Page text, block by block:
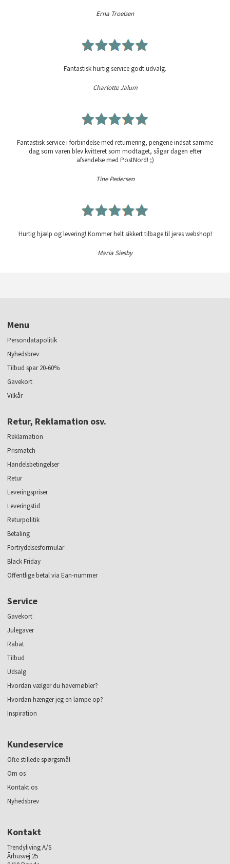
Erna Troelsen
Fantastisk hurtig service godt udvalg.
Charlotte Jalum
Fantastisk service i forbindelse med returnering, pengene indsat samme
dag som varen blev kvitteret som modtaget, sågar dagen efter
afsendelse med PostNord! ;)
Tine Pedersen
Hurtig hjælp og levering! Kommer helt sikkert tilbage til jeres webshop!
Maria Siesby
Menu
Persondatapolitik
Nyhedsbrev
Tilbud spar 20-60%
Gavekort
Vilkår
Retur, Reklamation osv.
Reklamation
Prismatch
Handelsbetingelser
Retur
Leveringspriser
Leveringstid
Returpolitik
Betaling
Fortrydelsesformular
Black Friday
Offentlige betal via Ean-nummer
Service
Gavekort
Julegaver
Rabat
Tilbud
Udsalg
Hvordan vælger du havemøbler?
Hvordan hænger jeg en lampe op?
Inspiration
Kundeservice
Ofte stillede spørgsmål
Om os
Kontakt os
Nyhedsbrev
Kontakt
Trendyliving A/S
Århusvej 25